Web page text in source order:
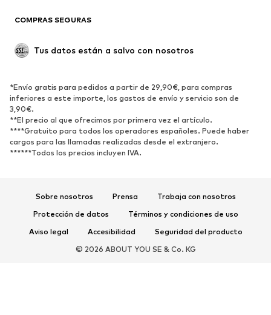
Nuevo
Tendencia
Zapatos bajos
Zapatos deportivos
Zapatos abiertos
DEPORTE
Ropa deportiva
Disciplinas deportivas
Complementos deportivos
COMPLEMENTOS
COMPRAS SEGURAS
Tus datos están a salvo con nosotros
*Envío gratis para pedidos a partir de 29,90€, para compras
inferiores a este importe, los gastos de envío y servicio son de
3,90€.
**El precio al que ofrecimos por primera vez el artículo.
****Gratuito para todos los operadores españoles. Puede haber
cargos para las llamadas realizadas desde el extranjero.
******Todos los precios incluyen IVA.
Sobre nosotros Prensa
Trabaja con nosotros
Protección de datos
Términos y condiciones de uso
Aviso legal
Accesibilidad
Seguridad del producto
© 2026 ABOUT YOU SE & Co. KG